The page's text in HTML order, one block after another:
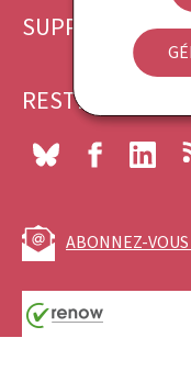
page
SUPPORT
RESTEZ
Bluesky Facebook
ABONNEZ-